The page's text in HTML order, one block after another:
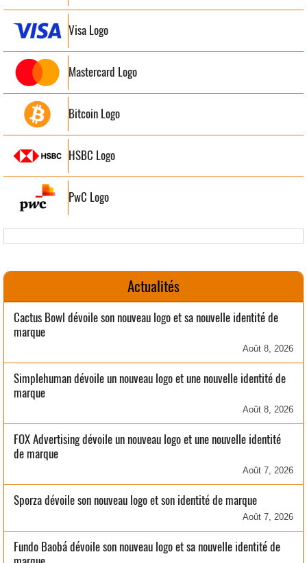
Visa Logo
Mastercard Logo
Bitcoin Logo
HSBC Logo
PwC Logo
Actualités
Cactus Bowl dévoile son nouveau logo et sa nouvelle identité de
marque
Août 8, 2026
Simplehuman dévoile un nouveau logo et une nouvelle identité de
marque
Août 8, 2026
FOX Advertising dévoile un nouveau logo et une nouvelle identité
de marque
Août 7, 2026
Sporza dévoile son nouveau logo et son identité de marque
Août 7, 2026
Fundo Baobá dévoile son nouveau logo et sa nouvelle identité de